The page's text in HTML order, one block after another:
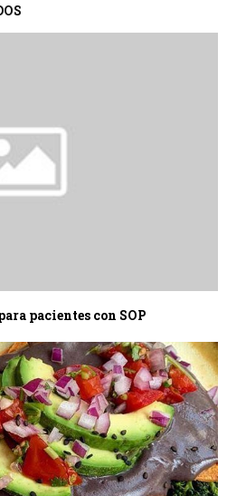
pacientes con SOP